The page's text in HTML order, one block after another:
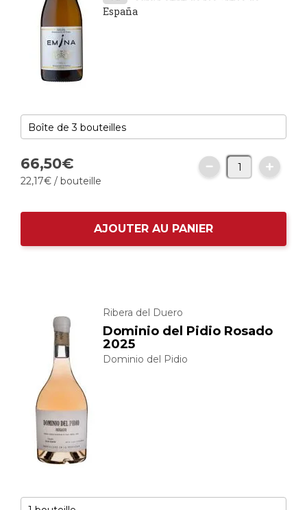
España
66,50€
22,17€ / bouteille
AJOUTER AU PANIER
Ribera del Duero
Dominio del Pidio Rosado
2025
Dominio del Pidio